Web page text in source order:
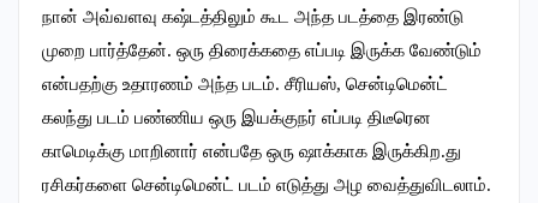
நான் அவ்வளவு கஷ்டத்திலும் கூட அந்த படத்தை இரண்டு
முறை பார்த்தேன். ஒரு திரைக்கதை எப்படி இருக்க வேண்டும்
என்பதற்கு உதாரணம் அந்த படம். சீரியஸ், சென்டிமென்ட்
கலந்து படம் பண்ணிய ஒரு இயக்குநர் எப்படி திடீரென
காமெடிக்கு மாறினார் என்பதே ஒரு ஷாக்காக இருக்கிற.து
ரசிகர்களை சென்டிமென்ட் படம் எடுத்து அழ வைத்துவிடலாம்.